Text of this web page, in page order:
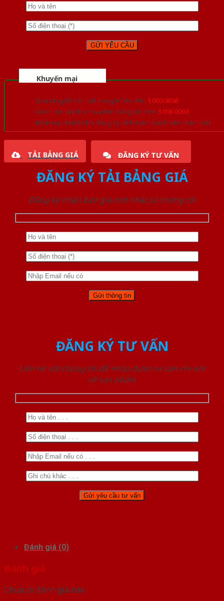
Khuyến mại
Quà tặng đồ nội thất trang trí lên đến 1.000.000đ
Giảm trực tiếp khi mua đơn hàng lớn hơn 3.000.000đ
Nhiều ưu đãi lớn khi đăng ký tài khoản thành viên thân thiết
TẢI BẢNG GIÁ ĐĂNG KÝ TƯ VẤN
ĐĂNG KÝ TẢI BẢNG GIÁ
Đăng ký nhận báo giá mới nhất từ chúng tôi
ĐĂNG KÝ TƯ VẤN
Liên hệ với chúng tôi để nhận được tư vấn chi tiết
về sản phẩm
Đánh giá (0)
Đánh giá
Chưa có đánh giá nào.